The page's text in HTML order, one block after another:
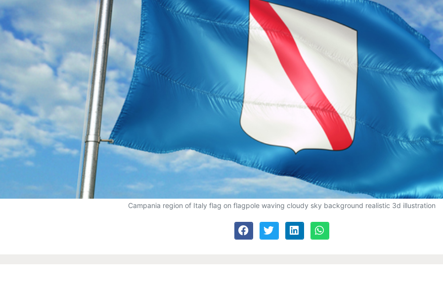
Campania region of Italy flag on flagpole waving cloudy sky background realistic 3d illustration